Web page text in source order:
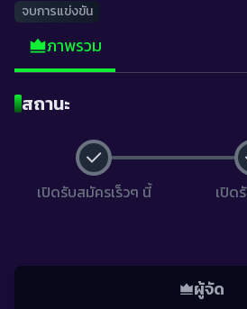
จบการแข่งขัน
ภาพรวม
สถานะ
เปิดรับสมัครเร็วๆ นี้ เปิด
ผู้จัด